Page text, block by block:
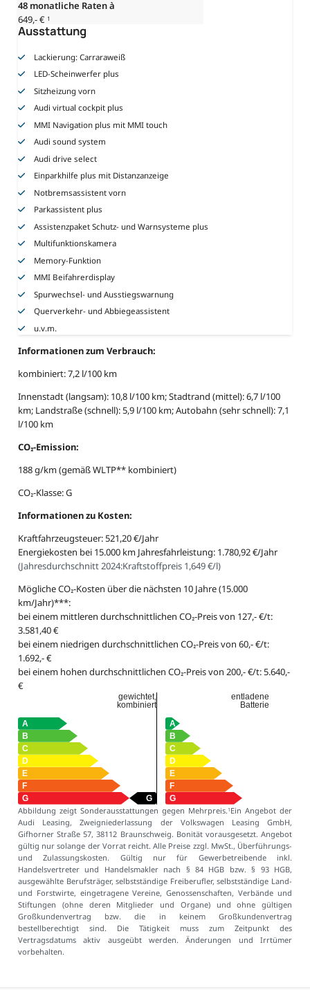
Ausstattung
Lackierung: Carraraweiß
LED-Scheinwerfer plus
Sitzheizung vorn
Audi virtual cockpit plus
MMI Navigation plus mit MMI touch
Audi sound system
Audi drive select
Einparkhilfe plus mit Distanzanzeige
Notbremsassistent vorn
Parkassistent plus
Assistenzpaket Schutz- und Warnsysteme plus
Multifunktionskamera
Memory-Funktion
MMI Beifahrerdisplay
Spurwechsel- und Ausstiegswarnung
Querverkehr- und Abbiegeassistent
u.v.m.
48 monatliche Raten à
649,- € 1
Informationen zum Verbrauch:
kombiniert: 7,2 l/100 km
Innenstadt (langsam): 10,8 l/100 km; Stadtrand (mittel): 6,7 l/100
km; Landstraße (schnell): 5,9 l/100 km; Autobahn (sehr schnell): 7,1
l/100 km
CO₂-Emission:
188 g/km (gemäß WLTP** kombiniert)
CO₂-Klasse: G
Informationen zu Kosten:
Kraftfahrzeugsteuer: 521,20 €/Jahr
Energiekosten bei 15.000 km Jahresfahrleistung: 1.780,92 €/Jahr
(Jahresdurchschnitt 2024:Kraftstoffpreis 1,649 €/l)
Mögliche CO₂-Kosten über die nächsten 10 Jahre (15.000
km/Jahr)***:
bei einem mittleren durchschnittlichen CO₂-Preis von 127,- €/t:
3.581,40 €
bei einem niedrigen durchschnittlichen CO₂-Preis von 60,- €/t:
1.692,- €
bei einem hohen durchschnittlichen CO₂-Preis von 200,- €/t: 5.640,-
€
gewichtet,
kombiniert
entladene
Batterie
Abbildung zeigt Sonderausstattungen gegen Mehrpreis. 1 Ein Angebot der
Audi Leasing, Zweigniederlassung der Volkswagen Leasing GmbH,
Gifhorner Straße 57, 38112 Braunschweig. Bonität vorausgesetzt. Angebot
gültig nur solange der Vorrat reicht. Alle Preise zzgl. MwSt., Überführungs-
und Zulassungskosten. Gültig nur für Gewerbetreibende inkl.
Handelsvertreter und Handelsmakler nach § 84 HGB bzw. § 93 HGB,
ausgewählte Berufsträger, selbstständige Freiberufler, selbstständige Land-
und Forstwirte, eingetragene Vereine, Genossenschaften, Verbände und
Stiftungen (ohne deren Mitglieder und Organe) und ohne gültigen
Großkundenvertrag bzw. die in keinem Großkundenvertrag
bestellberechtigt sind. Die Tätigkeit muss zum Zeitpunkt des
Vertragsdatums aktiv ausgeübt werden. Änderungen und Irrtümer
vorbehalten.